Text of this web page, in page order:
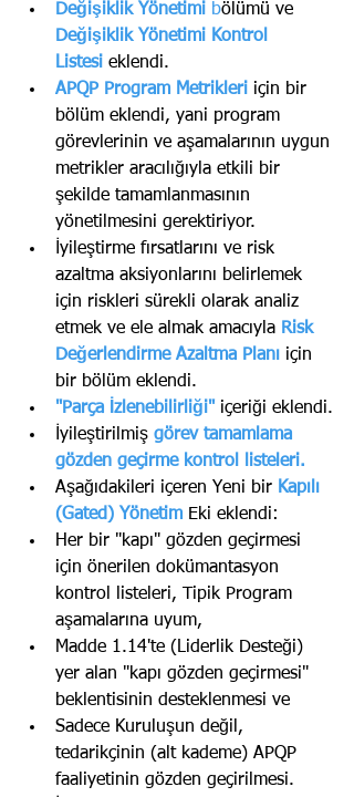
Değişiklik Yönetimi bölümü ve
Değişiklik Yönetimi Kontrol
Listesi eklendi.
APQP Program Metrikleri için bir
bölüm eklendi, yani program
görevlerinin ve aşamalarının uygun
metrikler aracılığıyla etkili bir
şekilde tamamlanmasının
yönetilmesini gerektiriyor.
İyileştirme fırsatlarını ve risk
azaltma aksiyonlarını belirlemek
için riskleri sürekli olarak analiz
etmek ve ele almak amacıyla Risk
Değerlendirme Azaltma Planı için
bir bölüm eklendi.
"Parça İzlenebilirliği" içeriği eklendi.
İyileştirilmiş görev tamamlama
gözden geçirme kontrol listeleri.
Aşağıdakileri içeren Yeni bir Kapılı
(Gated) Yönetim Eki eklendi:
Her bir "kapı" gözden geçirmesi
için önerilen dokümantasyon
kontrol listeleri, Tipik Program
aşamalarına uyum,
Madde 1.14'te (Liderlik Desteği)
yer alan "kapı gözden geçirmesi"
beklentisinin desteklenmesi ve
Sadece Kuruluşun değil,
tedarikçinin (alt kademe) APQP
faaliyetinin gözden geçirilmesi.